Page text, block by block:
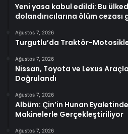
Yeni yasa kabul edildi: Bu
dolandırıcılarına ölüm cezası
Ağustos 7, 2026
Turgutlu’da Traktör-
Ağustos 7, 2026
Nissan, Toyota ve Lexus
Doğrulandı
Ağustos 7, 2026
Albüm: Çin’in Hunan
Makinelerle Gerçekleştiriliyor
Ağustos 7, 2026